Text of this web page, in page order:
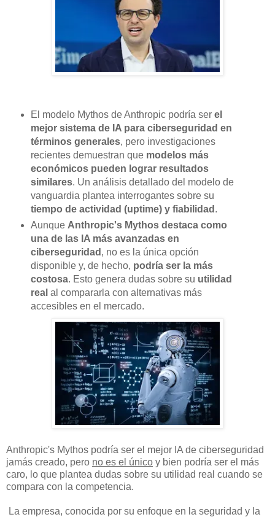
El modelo Mythos de Anthropic podría ser el
mejor sistema de IA para ciberseguridad en
términos generales, pero investigaciones
recientes demuestran que modelos más
económicos pueden lograr resultados
similares. Un análisis detallado del modelo de
vanguardia plantea interrogantes sobre su
tiempo de actividad (uptime) y fiabilidad .
Aunque Anthropic's Mythos destaca como
una de las IA más avanzadas en
ciberseguridad , no es la única opción
disponible y, de hecho, podría ser la más
costosa. Esto genera dudas sobre su utilidad
real al compararla con alternativas más
accesibles en el mercado.
Anthropic's Mythos podría ser el mejor IA de ciberseguridad
jamás creado, pero no es el único y bien podría ser el más
caro, lo que plantea dudas sobre su utilidad real cuando se
compara con la competencia.
La empresa, conocida por su enfoque en la seguridad y la